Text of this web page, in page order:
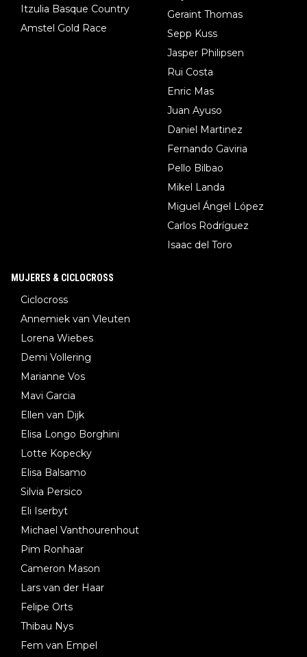
Itzulia Basque Country
Amstel Gold Race
Geraint Thomas
Sepp Kuss
Jasper Philipsen
Rui Costa
Enric Mas
Juan Ayuso
Daniel Martinez
Fernando Gaviria
Pello Bilbao
Mikel Landa
Miguel Ángel López
Carlos Rodríguez
Isaac del Toro
MUJERES & CICLOCROSS
Ciclocross
Annemiek van Vleuten
Lorena Wiebes
Demi Vollering
Marianne Vos
Mavi Garcia
Ellen van Dijk
Elisa Longo Borghini
Lotte Kopecky
Elisa Balsamo
Silvia Persico
Eli Iserbyt
Michael Vanthourenhout
Pim Ronhaar
Cameron Mason
Lars van der Haar
Felipe Orts
Thibau Nys
Fem van Empel